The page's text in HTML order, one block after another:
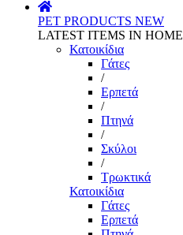
PET PRODUCTS NEW
LATEST ITEMS IN HOME
Κατοικίδια
Γάτες
/
Ερπετά
/
Πτηνά
/
Σκύλοι
/
Τρωκτικά
Κατοικίδια
Γάτες
Ερπετά